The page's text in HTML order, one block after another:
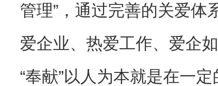
管理”，通过完善的关爱
爱企业、热爱工作、爱企
“奉献”以人为本就是在一